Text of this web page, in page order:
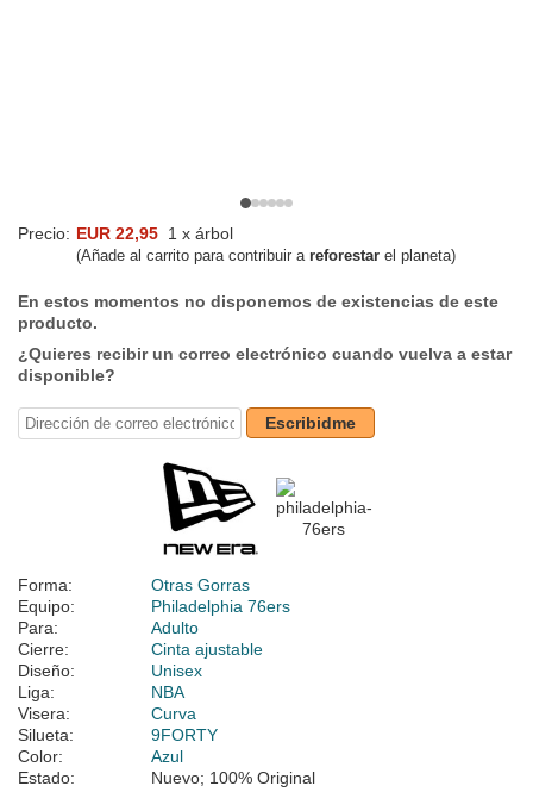
Precio: EUR 22,95 1 x árbol
(Añade al carrito para contribuir a reforestar el planeta)
En estos momentos no disponemos de existencias de este
producto.
¿Quieres recibir un correo electrónico cuando vuelva a estar
disponible?
Escribidme
Forma:
Otras Gorras
Equipo:
Philadelphia 76ers
Para:
Adulto
Cierre:
Cinta ajustable
Diseño:
Unisex
Liga:
NBA
Visera:
Curva
Silueta:
9FORTY
Color:
Azul
Estado:
Nuevo; 100% Original